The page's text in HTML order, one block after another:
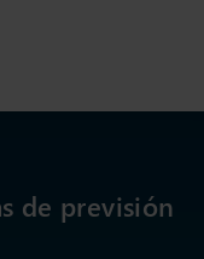
de previsión